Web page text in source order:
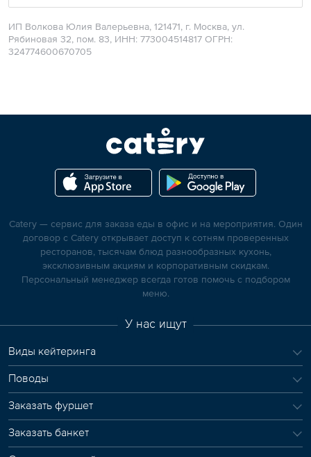
ИП Волкова Юлия Валерьевна, 121471, г. Москва, ул.
Рябиновая 32, пом. 83, ИНН: 773004514817 ОГРН:
324774600670705
Catery — сервис для заказа еды в офис и на мероприятия. Один
договор с Catery открывает доступ к сотням проверенных
ресторанов, тысячам блюд разнообразных кухонь,
эксклюзивным акциям и корпоративным скидкам.
Персональный менеджер всегда готов помочь с подбором
меню.
У нас ищут
Виды кейтеринга
Поводы
Заказать фуршет
Заказать банкет